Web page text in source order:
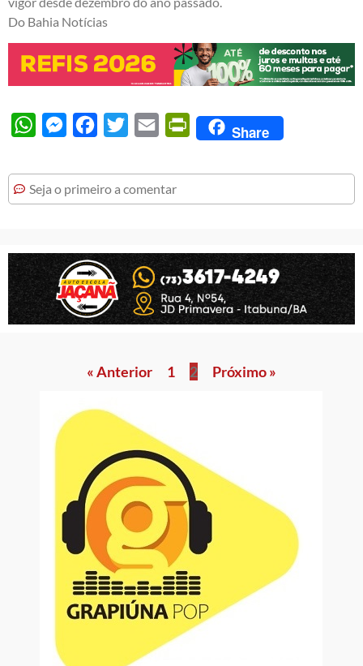
Do Bahia Notícias
WhatsAppMessengerFacebook
Twitter Email PrintFriendly
Share
Seja o primeiro a comentar
« Anterior 1 2 Próximo »